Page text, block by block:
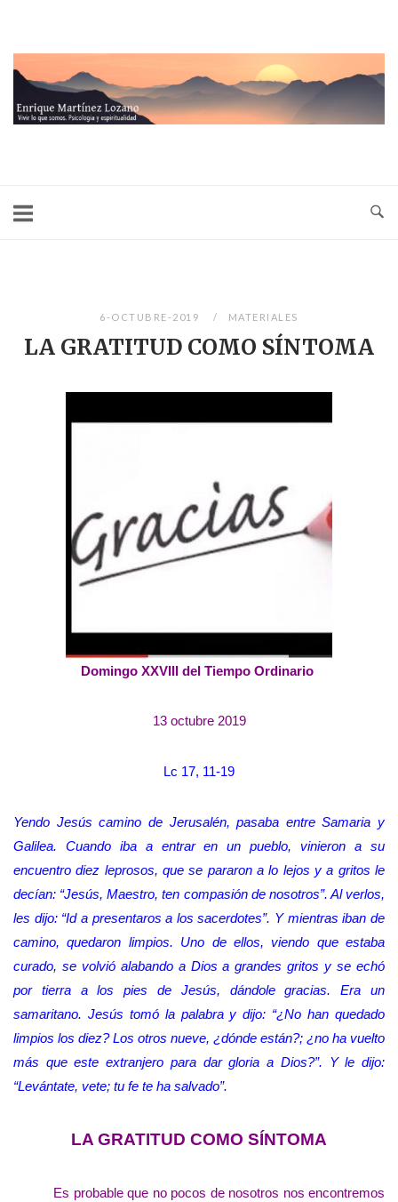
contenido
6-OCTUBRE-2019 MATERIALES
LA GRATITUD COMO SÍNTOMA
Domingo XXVIII del Tiempo Ordinario
13 octubre 2019
Lc 17, 11-19
Yendo Jesús camino de Jerusalén, pasaba entre Samaria y
Galilea. Cuando iba a entrar en un pueblo, vinieron a su
encuentro diez leprosos, que se pararon a lo lejos y a gritos le
decían: “Jesús, Maestro, ten compasión de nosotros”. Al verlos,
les dijo: “Id a presentaros a los sacerdotes”. Y mientras iban de
camino, quedaron limpios. Uno de ellos, viendo que estaba
curado, se volvió alabando a Dios a grandes gritos y se echó
por tierra a los pies de Jesús, dándole gracias. Era un
samaritano. Jesús tomó la palabra y dijo: “¿No han quedado
limpios los diez? Los otros nueve, ¿dónde están?; ¿no ha vuelto
más que este extranjero para dar gloria a Dios?”. Y le dijo:
“Levántate, vete; tu fe te ha salvado”.
LA GRATITUD COMO SÍNTOMA
Es probable que no pocos de nosotros nos encontremos